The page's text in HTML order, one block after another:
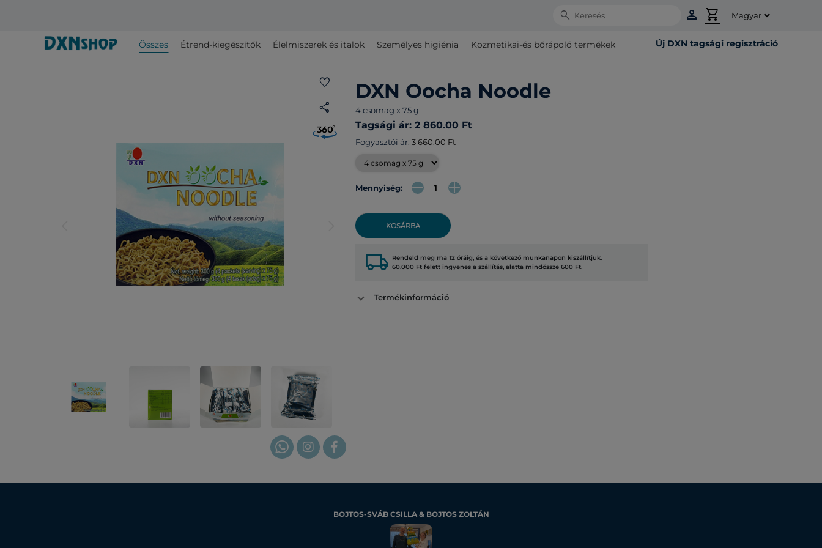
Search person shopping_cart
Összes Étrend-kiegészítők Élelmiszerek és italok Személyes higiénia Kozmetikai-és bőrápoló termékek Új DXN tagsági regisztráció
favorite
share
DXN Oocha Noodle
4 csomag x 75 g
Tagsági ár: 2 860.00 Ft
Fogyasztói ár: 3 660.00 Ft
Mennyiség:
KOSÁRBA
local_shipping Rendeld meg ma 12 óráig, és a következő munkanapon kiszállítjuk.
60.000 Ft felett ingyenes a szállítás, alatta mindössze 600 Ft.
Termékinformáció
BOJTOS-SVÁB CSILLA & BOJTOS ZOLTÁN